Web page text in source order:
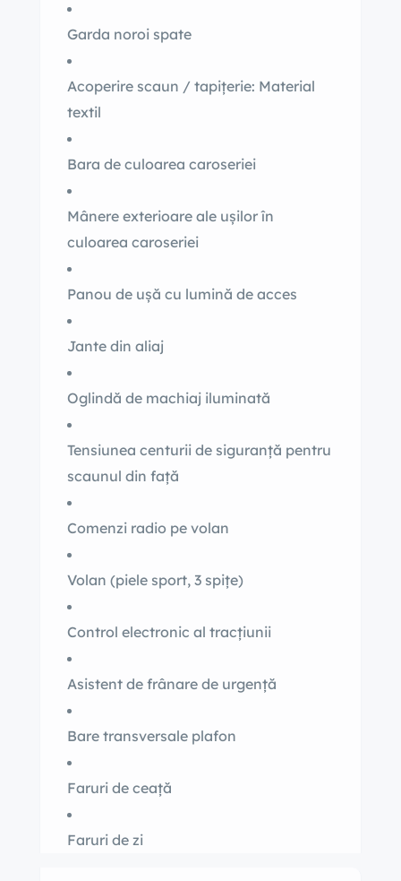
Garda noroi spate
Acoperire scaun / tapițerie: Material
textil
Bara de culoarea caroseriei
Mânere exterioare ale ușilor în
culoarea caroseriei
Panou de ușă cu lumină de acces
Jante din aliaj
Oglindă de machiaj iluminată
Tensiunea centurii de siguranță pentru
scaunul din față
Comenzi radio pe volan
Volan (piele sport, 3 spițe)
Control electronic al tracțiunii
Asistent de frânare de urgență
Bare transversale plafon
Faruri de ceață
Faruri de zi